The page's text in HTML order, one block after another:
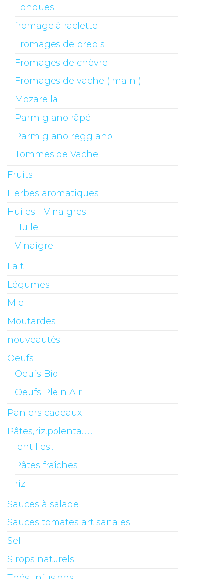
Fondues
fromage à raclette
Fromages de brebis
Fromages de chèvre
Fromages de vache ( main )
Mozarella
Parmigiano râpé
Parmigiano reggiano
Tommes de Vache
Fruits
Herbes aromatiques
Huiles - Vinaigres
Huile
Vinaigre
Lait
Légumes
Miel
Moutardes
nouveautés
Oeufs
Oeufs Bio
Oeufs Plein Air
Paniers cadeaux
Pâtes,riz,polenta........
lentilles..
Pâtes fraîches
riz
Sauces à salade
Sauces tomates artisanales
Sel
Sirops naturels